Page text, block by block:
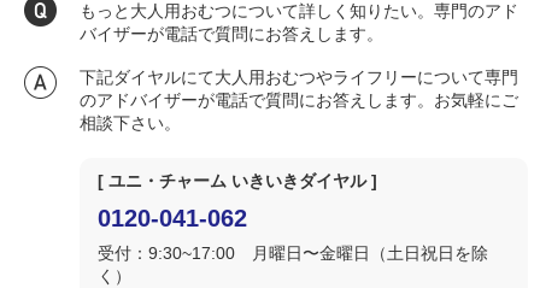
もっと大人用おむつについて詳しく知りたい。専門のアド
バイザーが電話で質問にお答えします。
下記ダイヤルにて大人用おむつやライフリーについて専門
のアドバイザーが電話で質問にお答えします。お気軽にご
相談下さい。
[ ユニ・チャーム いきいきダイヤル ]
0120-041-062
受付：9:30~17:00 月曜日〜金曜日（土日祝日を除
く）